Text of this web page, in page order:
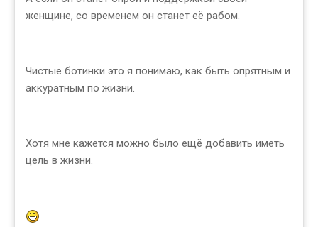
женщине, со временем он станет её рабом.
Чистые ботинки это я понимаю, как быть опрятным и
аккуратным по жизни.
Хотя мне кажется можно было ещё добавить иметь
цель в жизни.